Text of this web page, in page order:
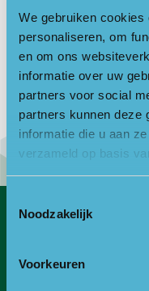
We gebruiken
personaliseren, om
en om ons
informatie over uw
partners voor social
partners kunnen deze
informatie die u aan
verzameld op basis
Noodzakelijk
Voorkeuren
Gepost op 9 september
Geschreven door
Zeister
Gepost op 8 juli 2021 te
Geschreven door
Bezoekadres